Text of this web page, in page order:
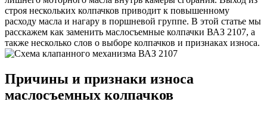
строя нескольких колпачков приводит к повышенному
расходу масла и нагару в поршневой группе. В этой статье мы
расскажем как заменить маслосъемные колпачки ВАЗ 2107, а
также несколько слов о выборе колпачков и признаках износа.
Причины и признаки износа
маслосъемных колпачков